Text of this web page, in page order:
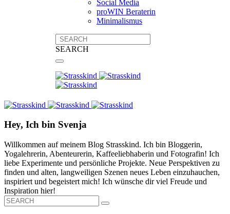
Social Media
proWIN Beraterin
Minimalismus
SEARCH
Hey, Ich bin Svenja
Willkommen auf meinem Blog Strasskind. Ich bin Bloggerin,
Yogalehrerin, Abenteurerin, Kaffeeliebhaberin und Fotografin! Ich
liebe Experimente und persönliche Projekte. Neue Perspektiven zu
finden und alten, langweiligen Szenen neues Leben einzuhauchen,
inspiriert und begeistert mich! Ich wünsche dir viel Freude und
Inspiration hier!